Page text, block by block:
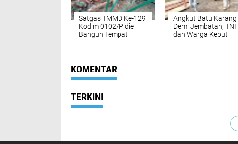
Satgas TMMD Ke-129
Kodim 0102/Pidie
Bangun Tempat
Angkut Batu Karang
Demi Jembatan, TNI
dan Warga Kebut
KOMENTAR
TERKINI